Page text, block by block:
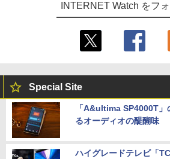
INTERNET Watch をフ
Special Site
「A&ultima SP4000T
るオーディオの醍醐味
ハイグレードテレビ「